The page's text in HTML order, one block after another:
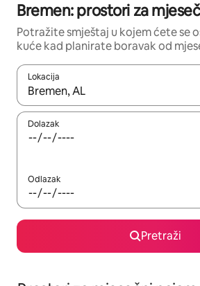
Bremen: prostori za
Potražite smještaj u kojem ćete se
kuće kad planirate boravak od
Lokacija
Kada budu dostupni rezultati, moći
Dolazak
Odlazak
Pretraži